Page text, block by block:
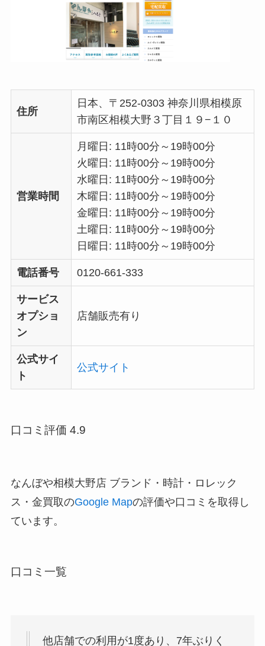
住所
日本、〒252-0303 神奈川県相模原
市南区相模大野３丁目１９−１０
営業時間
月曜日: 11時00分～19時00分
火曜日: 11時00分～19時00分
水曜日: 11時00分～19時00分
木曜日: 11時00分～19時00分
金曜日: 11時00分～19時00分
土曜日: 11時00分～19時00分
日曜日: 11時00分～19時00分
電話番号 0120-661-333
サービス
オプショ
ン
店舗販売有り
公式サイ
ト
公式サイト
口コミ評価 4.9
なんぼや相模大野店 ブランド・時計・ロレック
ス・金買取のGoogle Mapの評価や口コミを取得し
ています。
口コミ一覧
他店舗での利用が1度あり、7年ぶりく